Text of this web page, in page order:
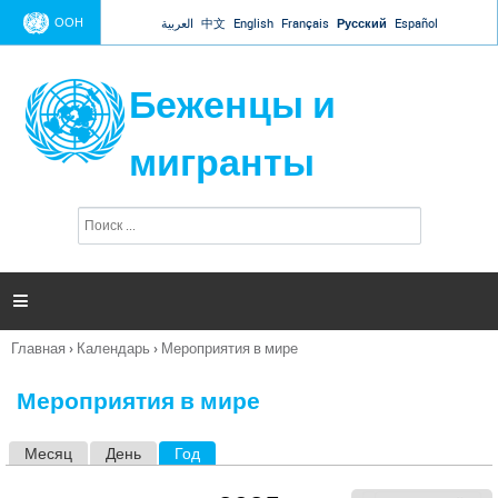
Jump to navigation
ООН العربية 中文 English Français Русский Español
Беженцы и
мигранты
п
и

Вы
Главная › Календарь › Мероприятия в мире
Мероприятия в мире
Месяц День Год